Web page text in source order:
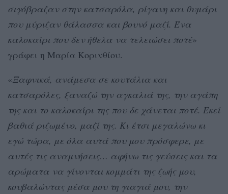
σιγόβραζαν στην κατσαρόλα, ρίγανη και θυμάρι
που μύριζαν θάλασσα και βουνό μαζί. Ένα
καλοκαίρι που δεν ήθελα να τελειώσει ποτέ»
γράφει η Μαρία Κορινθίου.
«Ξαφνικά, ανάμεσα σε κουτάλια και
κατσαρόλες, ξαναζώ την αγκαλιά της, την αγάπη
της και το καλοκαίρι της που δε χάνεται ποτέ. Εκεί
βαθιά ριζωμένο, μαζί της. Κι έτσι μεγαλώνω κι
εγώ τώρα, με όλα αυτά που μου πρόσφερε, με
αυτές τις αναμνήσεις… αφήνω τις γεύσεις και τα
αρώματα να γίνονται κομμάτι της ζωής μου,
κουβαλώντας μέσα μου τη γιαγιά μου, την